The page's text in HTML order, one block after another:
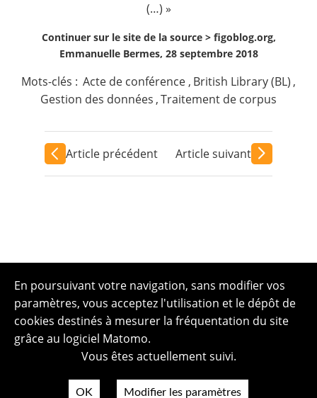
(…) »
Continuer sur le site de la source > figoblog.org,
Emmanuelle Bermes, 28 septembre 2018
Mots-clés : Acte de conférence , British Library (BL) ,
Gestion des données ,Traitement de corpus
Article précédent Article suivant
En poursuivant votre navigation, sans modifier vos
paramètres, vous acceptez l'utilisation et le dépôt de
cookies destinés à mesurer la fréquentation du site
grâce au logiciel Matomo.
Vous êtes actuellement suivi.
OK Modifier les paramètres